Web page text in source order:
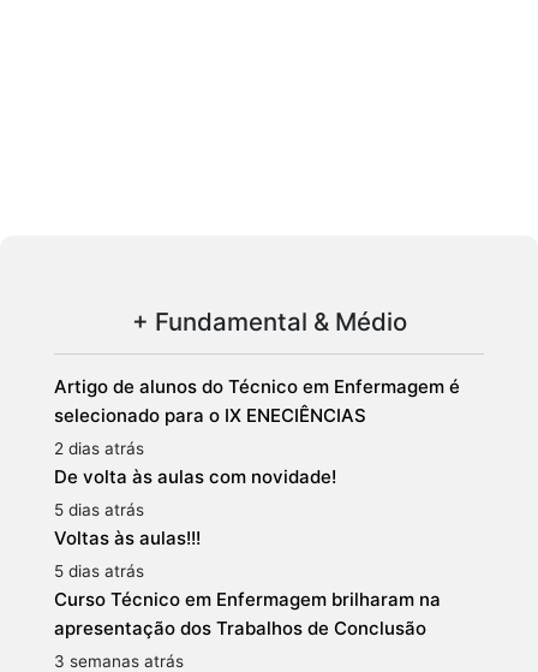
+ Fundamental & Médio
Artigo de alunos do Técnico em Enfermagem é
selecionado para o IX ENECIÊNCIAS
2 dias atrás
De volta às aulas com novidade!
5 dias atrás
Voltas às aulas!!!
5 dias atrás
Curso Técnico em Enfermagem brilharam na
apresentação dos Trabalhos de Conclusão
3 semanas atrás